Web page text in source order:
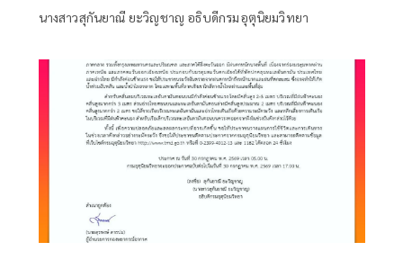
นางสาวสุกันยาณี ยะวิญชาญ อธิบดีกรมอุตุนิยมวิทยา